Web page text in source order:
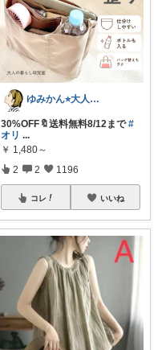
ゆみかん⭐︎大人の暮らし研究室
30%OFF🔖送料無料8/12まで#
オリ ...
￥ 1,480～
2 2 1196
コレ いいね